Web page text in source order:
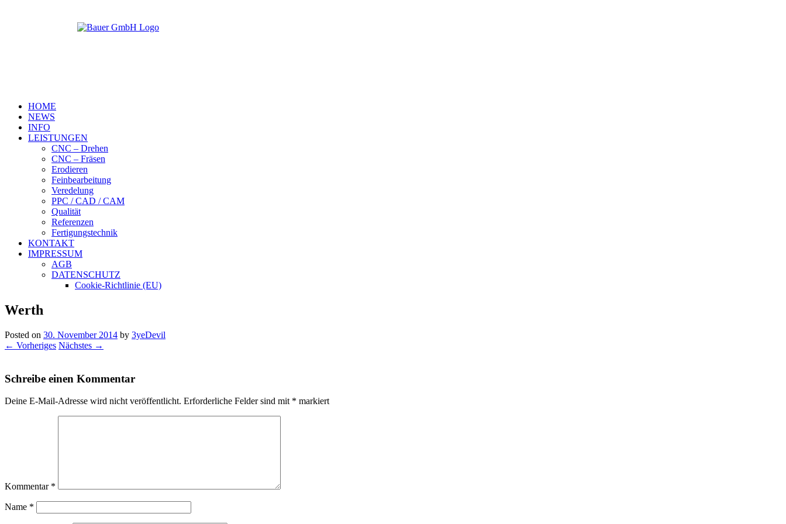
HOME
NEWS
INFO
LEISTUNGEN
CNC – Drehen
CNC – Fräsen
Erodieren
Feinbearbeitung
Veredelung
PPC / CAD / CAM
Qualität
Referenzen
Fertigungstechnik
KONTAKT
IMPRESSUM
AGB
DATENSCHUTZ
Cookie-Richtlinie (EU)
Werth
Posted on 30. November 2014 by 3yeDevil
← Vorheriges Nächstes →
Schreibe einen Kommentar
Deine E-Mail-Adresse wird nicht veröffentlicht. Erforderliche Felder sind mit * markiert
Kommentar *
Name *